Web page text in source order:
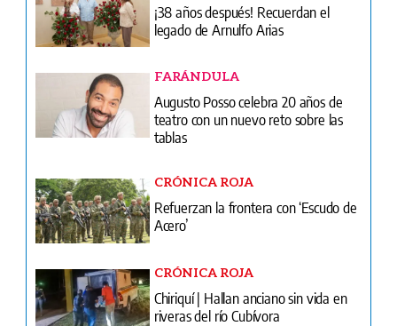
¡38 años después! Recuerdan el
legado de Arnulfo Arias
FARÁNDULA
Augusto Posso celebra 20 años de
teatro con un nuevo reto sobre las
tablas
CRÓNICA ROJA
Refuerzan la frontera con ‘Escudo de
Acero’
CRÓNICA ROJA
Chiriquí | Hallan anciano sin vida en
riveras del río Cubívora